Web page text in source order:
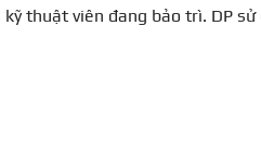
thuật viên đang bảo trì. DP sử